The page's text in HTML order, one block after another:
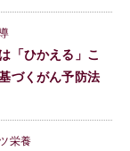
「ひかえる」こ
づくがん予防法
栄養